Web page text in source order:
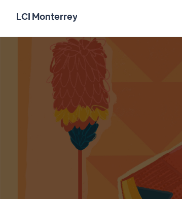
LCI Monterrey